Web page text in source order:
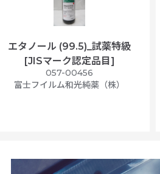
エタノール (99.5)_試薬特級
[JISマーク認定品目]
057-00456
富士フイルム和光純薬（株）